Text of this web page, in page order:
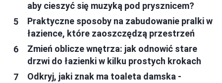
aby cieszyć się muzyką pod prysznicem?
Praktyczne sposoby na zabudowanie pralki w
łazience, które zaoszczędzą przestrzeń
Zmień oblicze wnętrza: jak odnowić stare
drzwi do łazienki w kilku prostych krokach
Odkryj, jaki znak ma toaleta damska -